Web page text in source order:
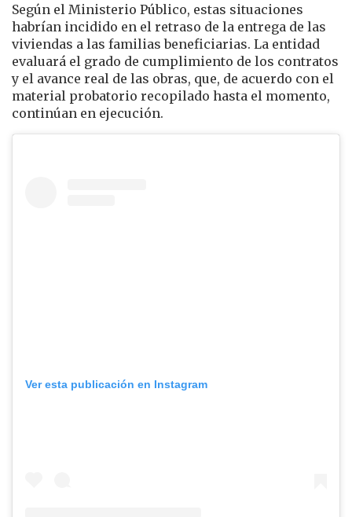
Según el Ministerio Público, estas situaciones
habrían incidido en el retraso de la entrega de las
viviendas a las familias beneficiarias. La entidad
evaluará el grado de cumplimiento de los contratos
y el avance real de las obras, que, de acuerdo con el
material probatorio recopilado hasta el momento,
continúan en ejecución.
Ver esta publicación en Instagram